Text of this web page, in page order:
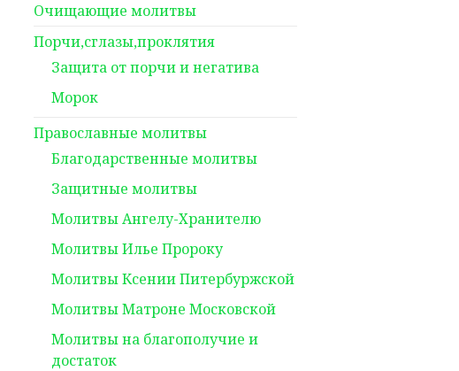
Очищающие молитвы
Порчи,сглазы,проклятия
Защита от порчи и негатива
Морок
Православные молитвы
Благодарственные молитвы
Защитные молитвы
Молитвы Ангелу-Хранителю
Молитвы Илье Пророку
Молитвы Ксении Питербуржской
Молитвы Матроне Московской
Молитвы на благополучие и
достаток